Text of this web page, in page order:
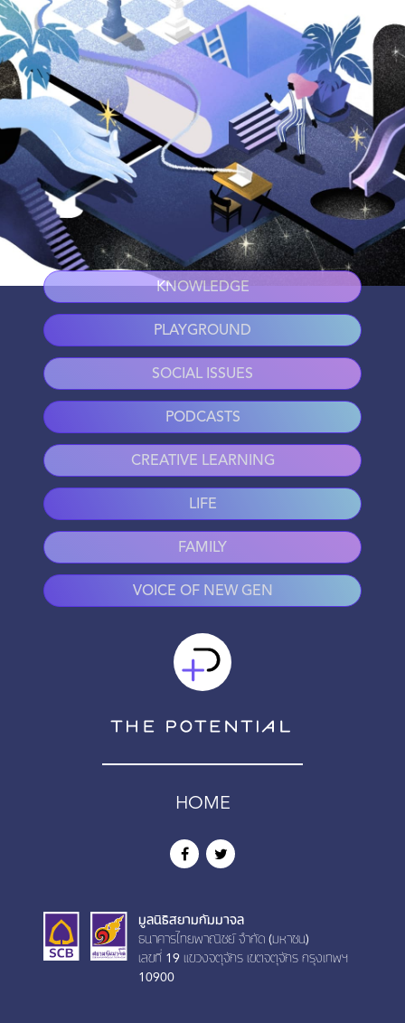
KNOWLEDGE
PLAYGROUND
SOCIAL ISSUES
PODCASTS
CREATIVE LEARNING
LIFE
FAMILY
VOICE OF NEW GEN
HOME
มูลนิธิสยามกัมมาจล
ธนาคารไทยพาณิชย์ จำกัด (มหาชน)
เลขที่ 19 เเขวงจตุจักร เขตจตุจักร กรุงเทพฯ
10900